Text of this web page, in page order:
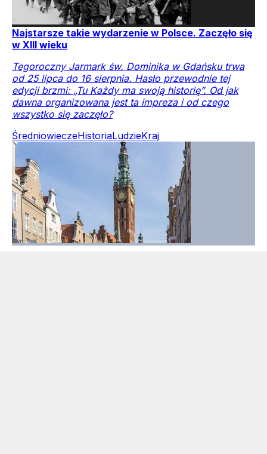
Najstarsze takie wydarzenie w Polsce. Zaczęło się
w XIII wieku
Tegoroczny Jarmark św. Dominika w Gdańsku trwa
od 25 lipca do 16 sierpnia. Hasło przewodnie tej
edycji brzmi: „Tu Każdy ma swoją historię”. Od jak
dawna organizowana jest ta impreza i od czego
wszystko się zaczęło?
ŚredniowieczeHistoriaLudzieKraj